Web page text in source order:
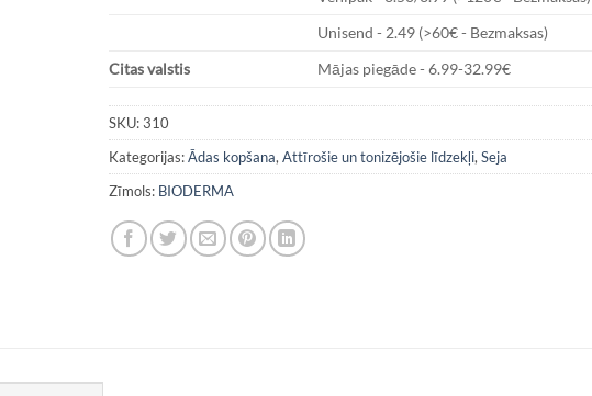
Unisend - 2.49 (>60€ - Bezmaksas)
Citas valstis
Mājas piegāde - 6.99-32.99€
SKU:310
Kategorijas:Ādas kopšana, Attīrošie un tonizējošie līdzekļi, Seja
Zīmols: BIODERMA